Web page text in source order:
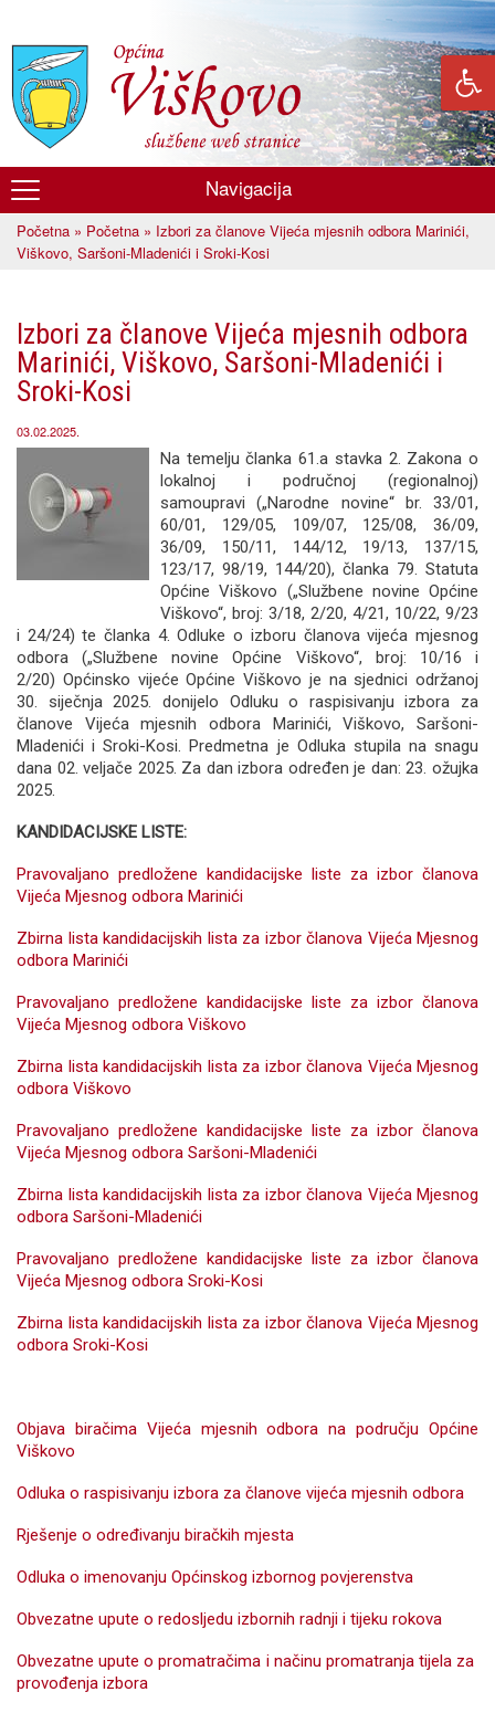
glavni
sadržaj
Općina
Viškovo
Navigacija
Vi ste ovdje
Početna » Početna » Izbori za članove Vijeća mjesnih odbora Marinići,
Viškovo, Saršoni-Mladenići i Sroki-Kosi
Izbori za članove Vijeća mjesnih odbora
Marinići, Viškovo, Saršoni-Mladenići i
Sroki-Kosi
03.02.2025.
Na temelju članka 61.a stavka 2. Zakona o
lokalnoj i područnoj (regionalnoj)
samoupravi („Narodne novine“ br. 33/01,
60/01, 129/05, 109/07, 125/08, 36/09,
36/09, 150/11, 144/12, 19/13, 137/15,
123/17, 98/19, 144/20), članka 79. Statuta
Općine Viškovo („Službene novine Općine
Viškovo“, broj: 3/18, 2/20, 4/21, 10/22, 9/23
i 24/24) te članka 4. Odluke o izboru članova vijeća mjesnog
odbora („Službene novine Općine Viškovo“, broj: 10/16 i
2/20) Općinsko vijeće Općine Viškovo je na sjednici održanoj
30. siječnja 2025. donijelo Odluku o raspisivanju izbora za
članove Vijeća mjesnih odbora Marinići, Viškovo, Saršoni-
Mladenići i Sroki-Kosi. Predmetna je Odluka stupila na snagu
dana 02. veljače 2025. Za dan izbora određen je dan: 23. ožujka
2025.
KANDIDACIJSKE LISTE:
Pravovaljano predložene kandidacijske liste za izbor članova
Vijeća Mjesnog odbora Marinići
Zbirna lista kandidacijskih lista za izbor članova Vijeća Mjesnog
odbora Marinići
Pravovaljano predložene kandidacijske liste za izbor članova
Vijeća Mjesnog odbora Viškovo
Zbirna lista kandidacijskih lista za izbor članova Vijeća Mjesnog
odbora Viškovo
Pravovaljano predložene kandidacijske liste za izbor članova
Vijeća Mjesnog odbora Saršoni-Mladenići
Zbirna lista kandidacijskih lista za izbor članova Vijeća Mjesnog
odbora Saršoni-Mladenići
Pravovaljano predložene kandidacijske liste za izbor članova
Vijeća Mjesnog odbora Sroki-Kosi
Zbirna lista kandidacijskih lista za izbor članova Vijeća Mjesnog
odbora Sroki-Kosi
Objava biračima Vijeća mjesnih odbora na području Općine
Viškovo
Odluka o raspisivanju izbora za članove vijeća mjesnih odbora
Rješenje o određivanju biračkih mjesta
Odluka o imenovanju Općinskog izbornog povjerenstva
Obvezatne upute o redosljedu izbornih radnji i tijeku rokova
Obvezatne upute o promatračima i načinu promatranja tijela za
provođenja izbora